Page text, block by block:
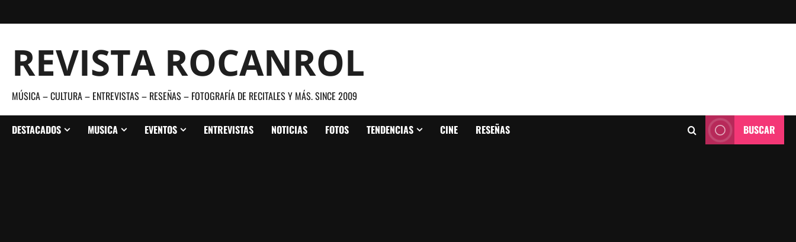
al
REVISTA ROCANROL
MÚSICA – CULTURA – ENTREVISTAS – RESEÑAS – FOTOGRAFÍA DE RECITALES Y MÁS. SINCE 2009
DESTACADOS MUSICA EVENTOS ENTREVISTAS NOTICIAS FOTOS TENDENCIAS CINE RESEÑAS BUSCAR